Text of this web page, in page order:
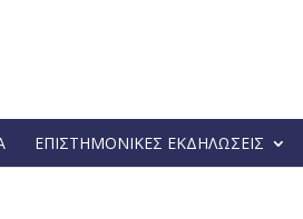
ΕΠΙΣΤΗΜΟΝΙΚΕΣ ΕΚΔΗΛΩΣΕΙΣ